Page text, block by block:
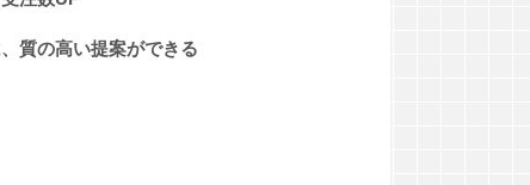
質の高い提案ができる